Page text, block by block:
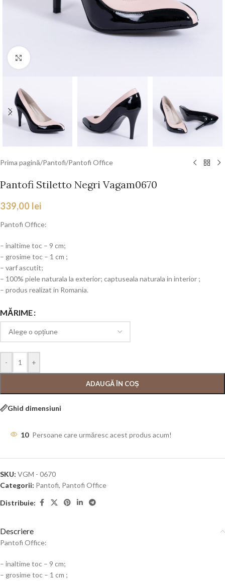
Faceți click pentru a mări
Prima pagină/Pantofi/Pantofi Office
Pantofi Stiletto Negri Vagam0670
339,00 lei
Pantofi Office:
– inaltime toc – 9 cm;
– grosime toc – 1 cm ;
– varf ascutit;
– 100% piele naturala la exterior; captuseala naturala in interior ;
– produs realizat in Romania.
MĂRIME
- +
ADAUGĂ ÎN COȘ
Ghid dimensiuni
10 Persoane care urmăresc acest produs acum!
SKU: VGM - 0670
Categorii: Pantofi, Pantofi Office
Distribuie:
Descriere
Pantofi Office:
– inaltime toc – 9 cm;
– grosime toc – 1 cm ;